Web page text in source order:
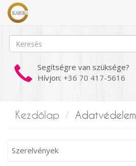
Segítségre van szüksége?
Hívjon: +36 70 417-5616
Kezdőlap Adatvédelem
Szerelvények